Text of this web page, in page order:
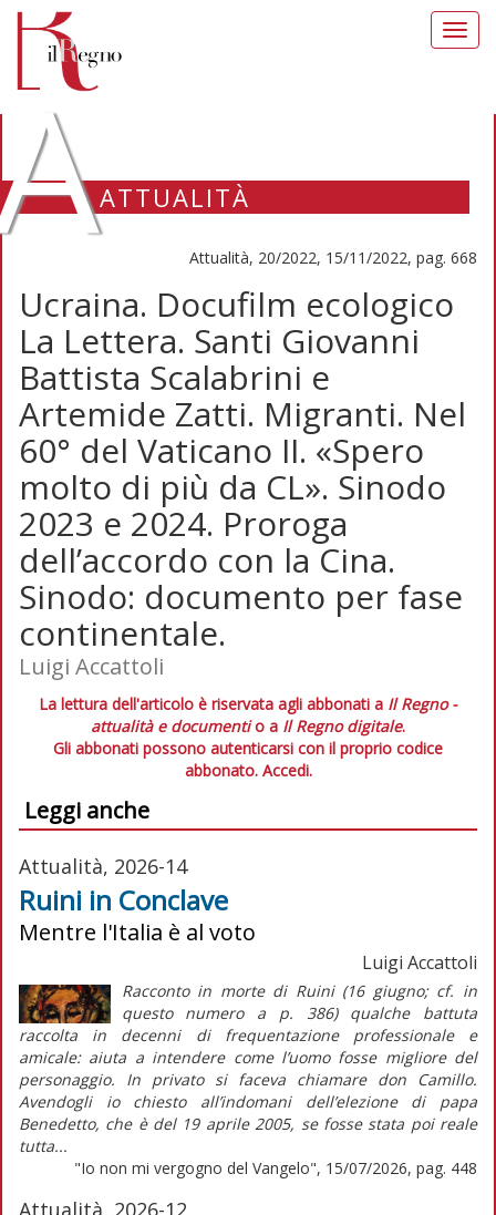
ATTUALITÀ
Attualità, 20/2022, 15/11/2022, pag. 668
Ucraina. Docufilm ecologico
La Lettera. Santi Giovanni
Battista Scalabrini e
Artemide Zatti. Migranti. Nel
60° del Vaticano II. «Spero
molto di più da CL». Sinodo
2023 e 2024. Proroga
dell’accordo con la Cina.
Sinodo: documento per fase
continentale.
Luigi Accattoli
La lettura dell'articolo è riservata agli abbonati a Il Regno -
attualità e documentio a Il Regno digitale.
Gli abbonati possono autenticarsi con il proprio codice
abbonato. Accedi.
Leggi anche
Attualità, 2026-14
Ruini in Conclave
Mentre l'Italia è al voto
Luigi Accattoli
Racconto in morte di Ruini (16 giugno; cf. in
questo numero a p. 386) qualche battuta
raccolta in decenni di frequentazione professionale e
amicale: aiuta a intendere come l’uomo fosse migliore del
personaggio. In privato si faceva chiamare don Camillo.
Avendogli io chiesto all’indomani dell’elezione di papa
Benedetto, che è del 19 aprile 2005, se fosse stata poi reale
tutta...
"Io non mi vergogno del Vangelo", 15/07/2026, pag. 448
Attualità, 2026-12